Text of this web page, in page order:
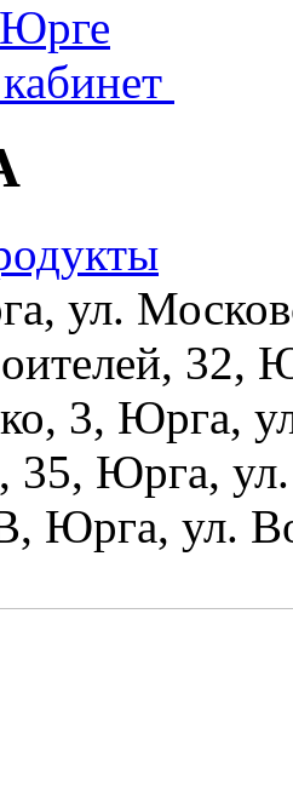
ул.
32,
3, Юрга,
35, Юрга,
Юрга, ул.